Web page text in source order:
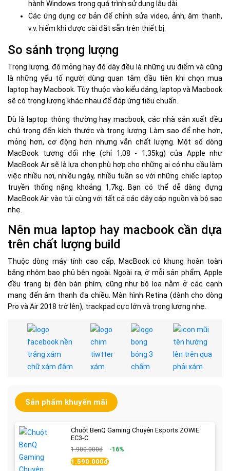
hành Windows trong quá trình sử dụng lâu dài.
Các ứng dụng cơ bản để chỉnh sửa video, ảnh, âm thanh,
v.v. hiếm khi được cài đặt sẵn trên thiết bị.
So sánh trọng lượng
Trọng lượng, độ mỏng hay độ dày đều là những ưu điểm và cũng
là những yếu tố người dùng quan tâm đầu tiên khi chọn mua
laptop hay Macbook. Tùy thuộc vào kiểu dáng, laptop và Macbook
sẽ có trọng lượng khác nhau để đáp ứng tiêu chuẩn.
Dù là laptop thông thường hay macbook, các nhà sản xuất đều
chú trọng đến kích thước và trọng lượng. Làm sao để nhẹ hơn,
mỏng hơn, cơ động hơn nhưng vẫn chất lượng. Một số dòng
MacBook tương đối nhẹ (chỉ 1,08 - 1,35kg) của Apple như
MacBook Air sẽ là lựa chọn phù hợp cho những ai có nhu cầu làm
việc nhiều nơi, nhiều ngày, nhiều tuần so với những chiếc laptop
truyền thống nặng khoảng 1,7kg. Bạn có thể dễ dàng đựng
MacBook Air vào túi cùng với tất cả các dây cáp nguồn và bộ sạc
nhẹ.
Nên mua laptop hay macbook cần dựa
trên chất lượng build
Thuộc dòng máy tính cao cấp, MacBook có khung hoàn toàn
bằng nhôm bao phủ bên ngoài. Ngoài ra, ở mỗi sản phẩm, Apple
đều trang bị đèn bàn phím, cũng như bộ loa nằm ở các cạnh
mang đến âm thanh đa chiều. Màn hình Retina (dành cho dòng
Pro và Air 2018 trở lên), trackpad cực lớn và trọng lượng nhẹ.
Sản phẩm khuyến mãi
Chuột BenQ Gaming Chuyên Esports ZOWIE
EC3-C
1.900.000đ -16%
1.590.000đ